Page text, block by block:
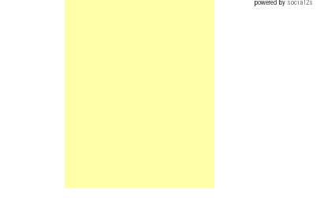
powered by social2s